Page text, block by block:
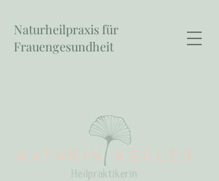
Naturheilpraxis für
Frauengesundheit